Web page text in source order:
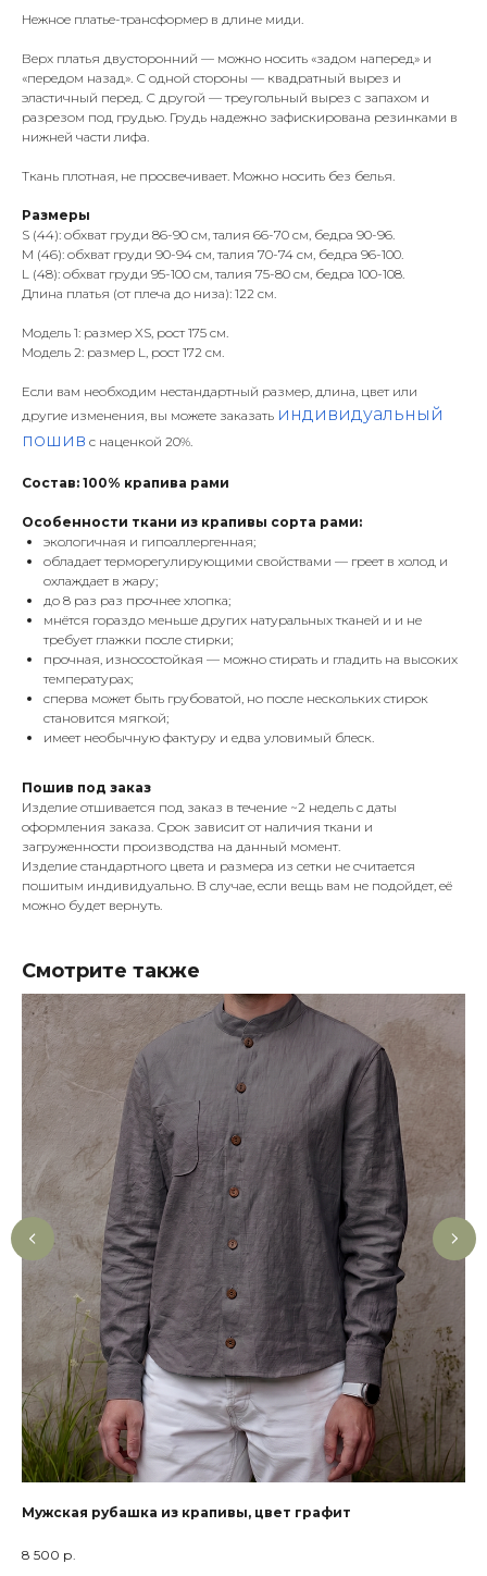
Нежное платье-трансформер в длине миди.
Верх платья двусторонний — можно носить «задом наперед» и
«передом назад». С одной стороны — квадратный вырез и
эластичный перед. С другой — треугольный вырез с запахом и
разрезом под грудью. Грудь надежно зафискирована резинками в
нижней части лифа.
Ткань плотная, не просвечивает. Можно носить без белья.
Размеры
S (44): обхват груди 86-90 см, талия 66-70 см, бедра 90-96.
M (46): обхват груди 90-94 см, талия 70-74 см, бедра 96-100.
L (48): обхват груди 95-100 см, талия 75-80 см, бедра 100-108.
Длина платья (от плеча до низа): 122 см.
Модель 1: размер XS, рост 175 см.
Модель 2: размер L, рост 172 см.
Если вам необходим нестандартный размер, длина, цвет или
другие изменения, вы можете заказать индивидуальный
пошив с наценкой 20%.
Состав: 100% крапива рами
Особенности ткани из крапивы сорта рами:
экологичная и гипоаллергенная;
обладает терморегулирующими свойствами — греет в холод и
охлаждает в жару;
до 8 раз раз прочнее хлопка;
мнётся гораздо меньше других натуральных тканей и и не
требует глажки после стирки;
прочная, износостойкая — можно стирать и гладить на высоких
температурах;
сперва может быть грубоватой, но после нескольких стирок
становится мягкой;
имеет необычную фактуру и едва уловимый блеск.
Пошив под заказ
Изделие отшивается под заказ в течение ~2 недель с даты
оформления заказа. Срок зависит от наличия ткани и
загруженности производства на данный момент.
Изделие стандартного цвета и размера из сетки не считается
пошитым индивидуально. В случае, если вещь вам не подойдет, её
можно будет вернуть.
Смотрите также
Мужская рубашка из крапивы, цвет графит
8 500 р.